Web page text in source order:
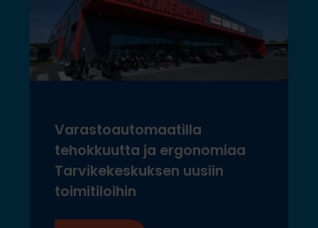
Varastoautomaatilla
tehokkuutta ja ergonomiaa
Tarvikekeskuksen uusiin
toimitiloihin